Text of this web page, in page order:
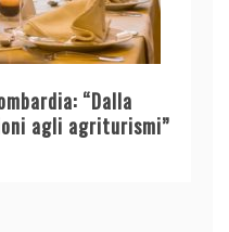
“Dalla
agli agriturismi”